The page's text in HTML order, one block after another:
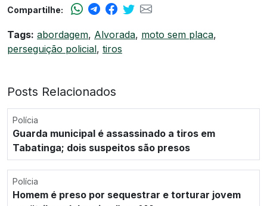
Compartilhe:
Tags: abordagem, Alvorada, moto sem placa,
perseguição policial, tiros
Posts Relacionados
Polícia
Guarda municipal é assassinado a tiros em
Tabatinga; dois suspeitos são presos
Polícia
Homem é preso por sequestrar e torturar jovem